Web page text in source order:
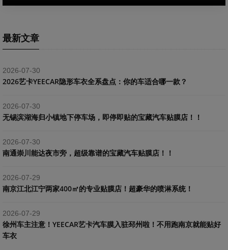
最新文章
2026-07-30
2026艺卡YEECAR隐形车衣全系盘点：你的车适合哪一款？
2026-07-30
​无锡滨湖海归小镇地下停车场，即停即贴的宝藏汽车贴膜店！！
2026-07-30
南通崇川能达夜市旁，超级靠谱的宝藏汽车贴膜店！！
2026-07-29
南京江北江宁两家400㎡的专业贴膜店！超豪华的喷淋系统！
2026-07-29
​徐州车主注意！YEECAR艺卡汽车膜入驻邳州啦！不用跑南京就能贴好
车衣